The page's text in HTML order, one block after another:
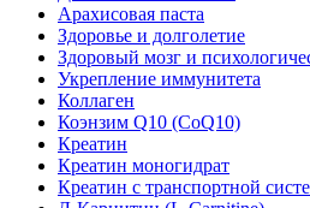
Арахисовая паста
Здоровье и долголетие
Здоровый мозг и
Укрепление иммунитета
Коллаген
Коэнзим Q10 (CoQ10)
Креатин
Креатин моногидрат
Креатин с транспортной